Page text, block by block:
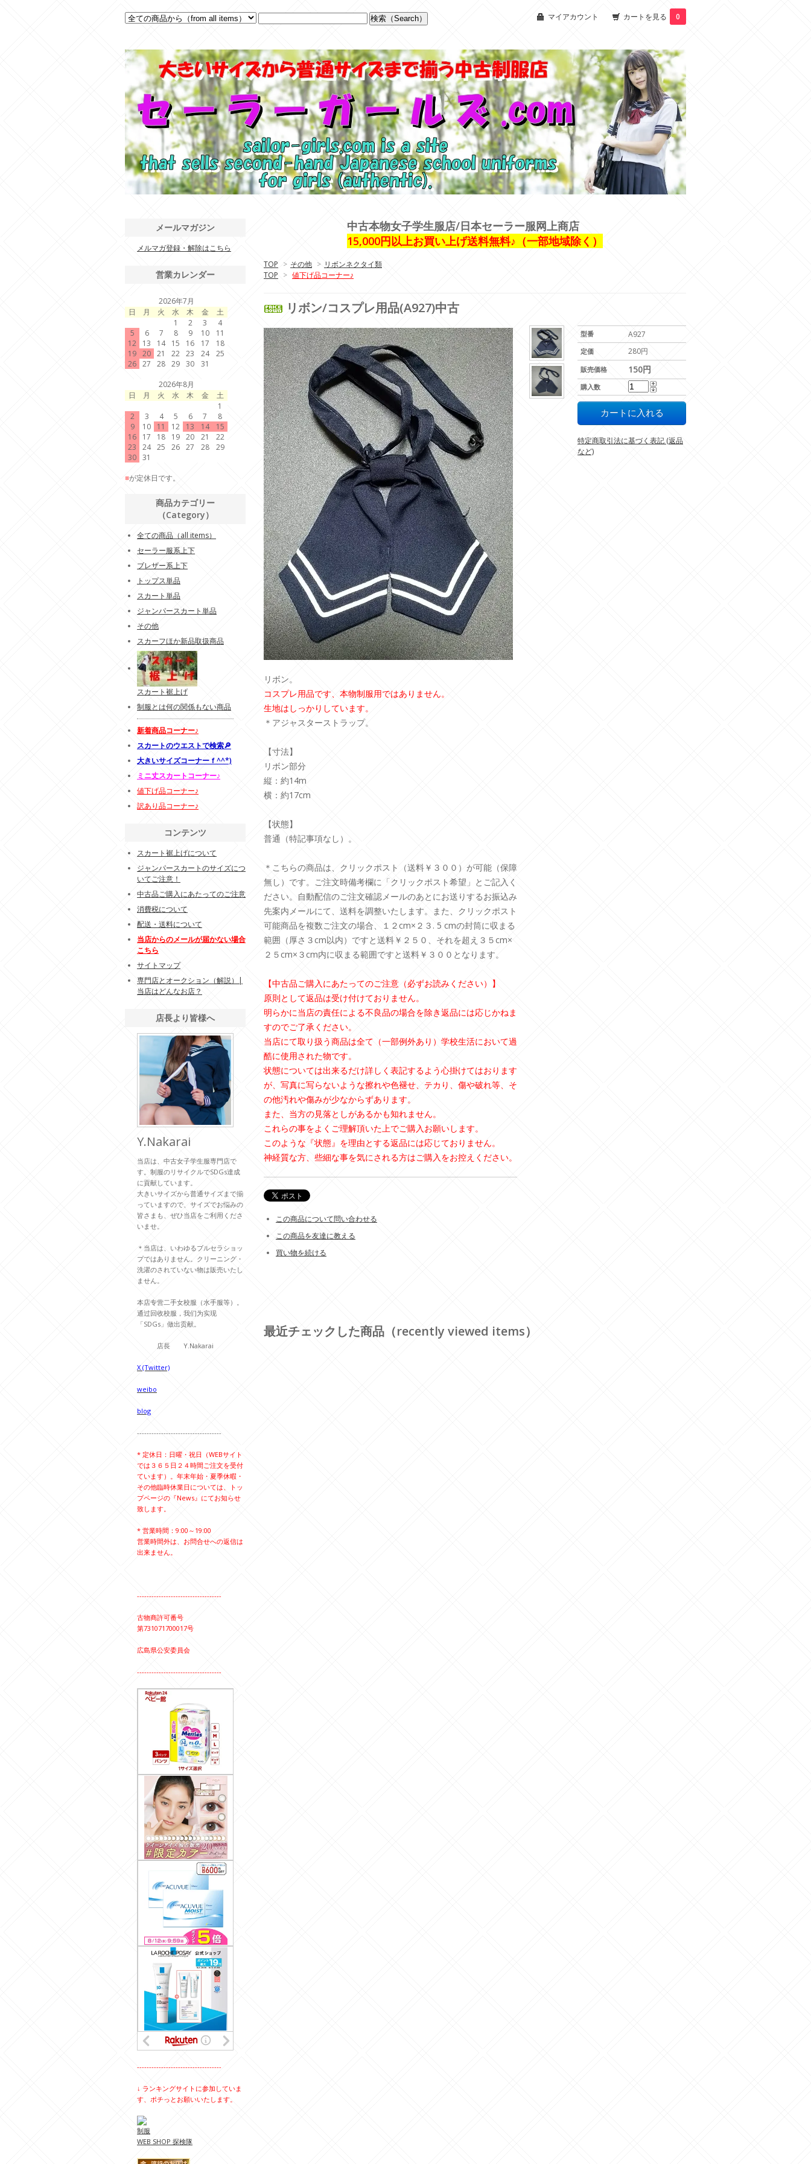
マイアカウント カートを見る 0
中古本物女子学生服店/日本セーラー服网上商店
15,000円以上お買い上げ送料無料♪（一部地域除く）
TOP > その他 > リボンネクタイ類
TOP > 値下げ品コーナー♪
リボン/コスプレ用品(A927)中古
型番 A927
定価 280円
販売価格 150円
購入数
特定商取引法に基づく表記 (返品
など)
リボン。
コスプレ用品です、本物制服用ではありません。
生地はしっかりしています。
＊アジャスターストラップ。
【寸法】
リボン部分
縦：約14m
横：約17cm
【状態】
普通（特記事項なし）。
＊こちらの商品は、クリックポスト（送料￥３００）が可能（保障
無し）です。ご注文時備考欄に「クリックポスト希望」とご記入く
ださい。自動配信のご注文確認メールのあとにお送りするお振込み
先案内メールにて、送料を調整いたします。また、クリックポスト
可能商品を複数ご注文の場合、１２cm×２３. 5 cmの封筒に収まる
範囲（厚さ３cm以内）ですと送料￥２５０、それを超え３５cm×
２５cm×３cm内に収まる範囲ですと送料￥３００となります。
【中古品ご購入にあたってのご注意（必ずお読みください）】
原則として返品は受け付けておりません。
明らかに当店の責任による不良品の場合を除き返品には応じかねま
すのでご了承ください。
当店にて取り扱う商品は全て（一部例外あり）学校生活において過
酷に使用された物です。
状態については出来るだけ詳しく表記するよう心掛けてはおります
が、写真に写らないような擦れや色褪せ、テカり、傷や破れ等、そ
の他汚れや傷みが少なからずあります。
また、当方の見落としがあるかも知れません。
これらの事をよくご理解頂いた上でご購入お願いします。
このような『状態』を理由とする返品には応じておりません。
神経質な方、些細な事を気にされる方はご購入をお控えください。
この商品について問い合わせる
この商品を友達に教える
買い物を続ける
最近チェックした商品（recently viewed items）
メールマガジン
メルマガ登録・解除はこちら
営業カレンダー
2026年7月
日
月 火 水 木 金
土
1
2 3
4
5
6 7 8 9 10
11
12
13 14 15 16 17
18
19 20 21 22 23 24
25
26 27 28 29 30
31
2026年8月
日
月 火 水 木 金
土
1
2
3 4 5 6 7
8
9
10 11 12 13 14
15
16
17 18 19 20 21
22
23
24 25 26 27 28
29
30 31
■が定休日です。
商品カテゴリー
（Category）
全ての商品（all items）
セーラー服系上下
ブレザー系上下
トップス単品
スカート単品
ジャンパースカート単品
その他
スカーフほか新品取扱商品
スカート裾上げ
制服とは何の関係もない商品
新着商品コーナー♪
スカートのウエストで検索🔎
大きいサイズコーナーｆ^^*)
ミニ丈スカートコーナー♪
値下げ品コーナー♪
訳あり品コーナー♪
コンテンツ
スカート裾上げについて
ジャンパースカートのサイズにつ
いてご注意！
中古品ご購入にあたってのご注意
消費税について
配送・送料について
当店からのメールが届かない場合
こちら
サイトマップ
専門店とオークション（解説）|
当店はどんなお店？
店長より皆様へ
Y.Nakarai
当店は、中古女子学生服専門店で
す。制服のリサイクルでSDGs達成
に貢献しています。
大きいサイズから普通サイズまで揃
っていますので、サイズでお悩みの
皆さまも、ぜひ当店をご利用くださ
いませ。
＊当店は、いわゆるブルセラショッ
プではありません。クリーニング・
洗濯のされていない物は販売いたし
ません。
本店专营二手女校服（水手服等）。
通过回收校服，我们为实现
「SDGs」做出贡献。
店長 Y.Nakarai
X (Twitter)
weibo
blog
-----------------------------------
* 定休日：日曜・祝日（WEBサイト
では３６５日２４時間ご注文を受付
ています）。年末年始・夏季休暇・
その他臨時休業日については、トッ
プページの『News』にてお知らせ
致します。
* 営業時間：9:00～19:00
営業時間外は、お問合せへの返信は
出来ません。
-----------------------------------
古物商許可番号
第731071700017号
広島県公安委員会
-----------------------------------
-----------------------------------
↓ ランキングサイトに参加していま
す、ポチっとお願いいたします。
制服
WEB SHOP 探検隊